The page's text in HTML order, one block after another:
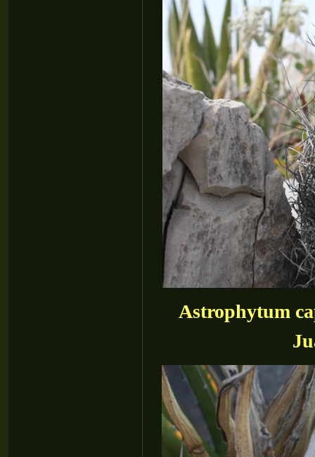
Astrophytum